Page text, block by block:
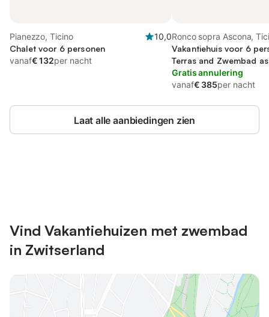
Pianezzo, Ticino
10,0
Chalet voor 6 personen
vanaf€ 132per nacht
Ronco sopra Ascona,
Vakantiehuis voor 6
Terras and Zwembad
op het meer
Gratis annulering
vanaf€ 385per nacht
Laat alle aanbiedingen zien
Vind Vakantiehuizen met zwembad
in Zwitserland